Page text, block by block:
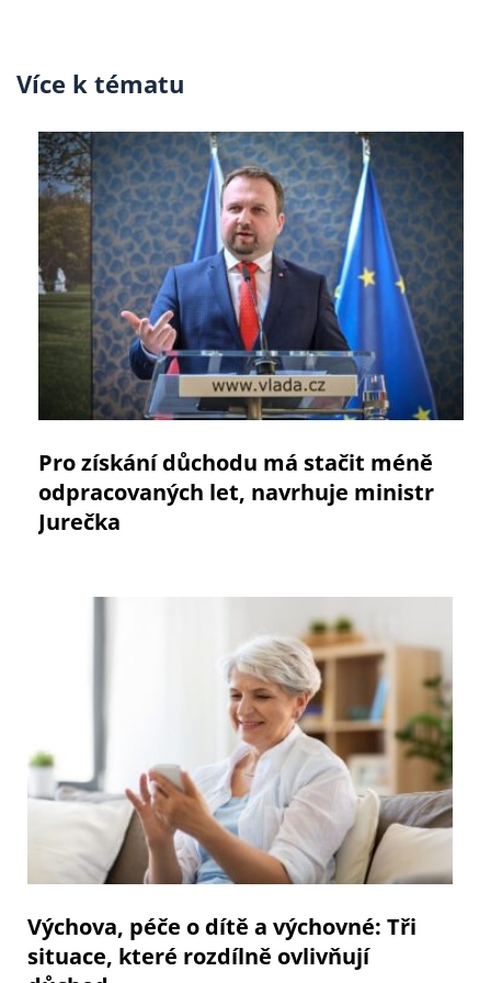
Více k tématu
Pro získání důchodu má stačit méně
odpracovaných let, navrhuje ministr
Jurečka
Výchova, péče o dítě a výchovné: Tři
situace, které rozdílně ovlivňují